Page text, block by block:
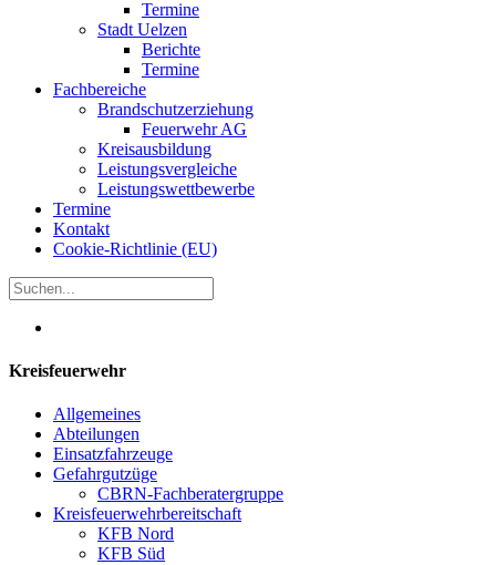
Termine
Stadt Uelzen
Berichte
Termine
Fachbereiche
Brandschutzerziehung
Feuerwehr AG
Kreisausbildung
Leistungsvergleiche
Leistungswettbewerbe
Termine
Kontakt
Cookie-Richtlinie (EU)
Kreisfeuerwehr
Allgemeines
Abteilungen
Einsatzfahrzeuge
Gefahrgutzüge
CBRN-Fachberatergruppe
Kreisfeuerwehrbereitschaft
KFB Nord
KFB Süd